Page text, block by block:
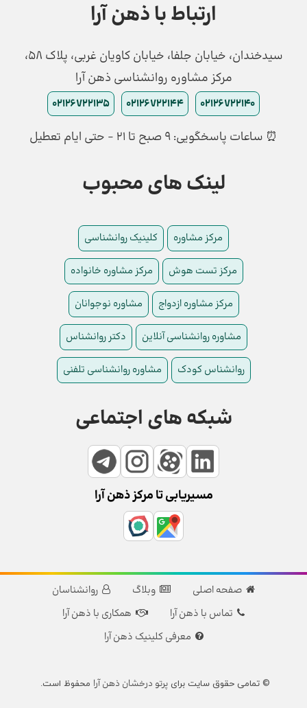
ارتباط با ذهن آرا
سیدخندان، خیابان جلفا، خیابان کاویان غربی، پلاک 58،
مرکز مشاوره روانشناسی ذهن آرا
02126722140
02126722144
02126722135
⏰ ساعات پاسخگویی: ۹ صبح تا ۲۱ - حتی ایام تعطیل
لینک های محبوب
مرکز مشاوره کلینیک روانشناسی
مرکز تست هوش مرکز مشاوره خانواده
مرکز مشاوره ازدواج مشاوره نوجوانان
مشاوره روانشناسی آنلاین دکتر روانشناس
روانشناس کودک مشاوره روانشناسی تلفنی
شبکه های اجتماعی
مسیریابی تا مرکز ذهن آرا
صفحه اصلی وبلاگ
روانشناسان
تماس با ذهن آرا
همکاری با ذهن آرا
معرفی کلینیک ذهن آرا
© تمامی حقوق سایت برایپرتو درخشان ذهن آرا محفوظ است.